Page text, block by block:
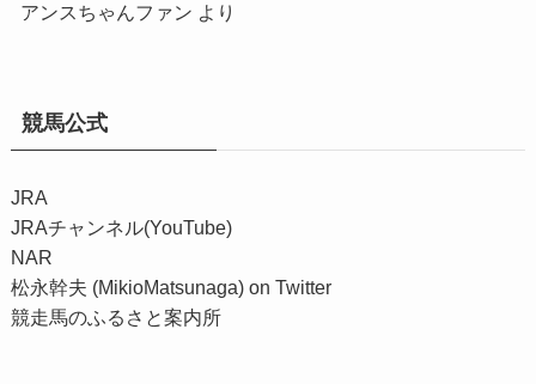
アンスちゃんファン より
競馬公式
JRA
JRAチャンネル(YouTube)
NAR
松永幹夫 (MikioMatsunaga) on Twitter
競走馬のふるさと案内所